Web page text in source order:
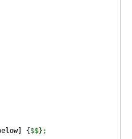
] { $$};